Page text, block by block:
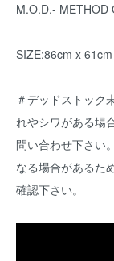
M.O.D.- METHOD
SIZE:86cm x 61cm
＃デッドストック
れやシワがある場
問い合わせ下さい
なる場合があるた
確認下さい。